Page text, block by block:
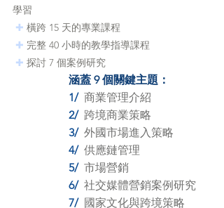
學習
✚ 橫跨 15 天的專業課程
✚ 完整 40 小時的教學指導課程
✚ 探討 7 個案例研究
涵蓋 9 個關鍵主題：
1/ 商業管理介紹
2/ 跨境商業策略
3/ 外國市場進入策略
4/ 供應鏈管理
5/ 市場營銷
6/ 社交媒體營銷案例研究
7/ 國家文化與跨境策略